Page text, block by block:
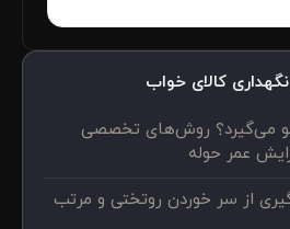
کالای خواب
بو می‌گیرد؟ روش‌های تخصصی
عمر حوله
از سر خوردن روتختی و مرتب